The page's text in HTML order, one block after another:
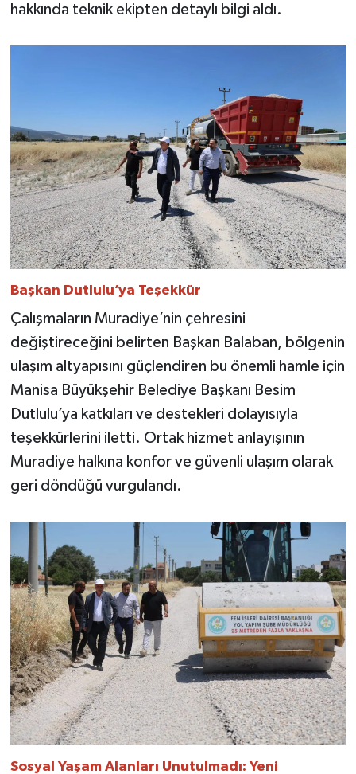
hakkında teknik ekipten detaylı bilgi aldı.
Başkan Dutlulu’ya Teşekkür
Çalışmaların Muradiye’nin çehresini
değiştireceğini belirten Başkan Balaban, bölgenin
ulaşım altyapısını güçlendiren bu önemli hamle için
Manisa Büyükşehir Belediye Başkanı Besim
Dutlulu’ya katkıları ve destekleri dolayısıyla
teşekkürlerini iletti. Ortak hizmet anlayışının
Muradiye halkına konfor ve güvenli ulaşım olarak
geri döndüğü vurgulandı.
Sosyal Yaşam Alanları Unutulmadı: Yeni